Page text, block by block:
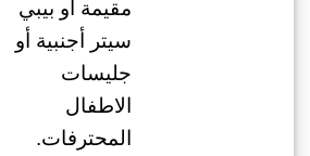
مقيمة أو بيبي
سيتر أجنبية أو
جليسات
الاطفال
المحترفات.